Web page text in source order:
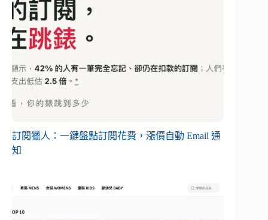
訂閱獵人：一鍵盤點訂閱花費，漲價自動 Email 通
知